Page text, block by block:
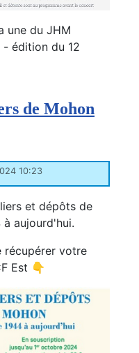
une du JHM
- édition du 12
de Mohon
10:23
et dépôts de
aujourd'hui.
récupérer votre
Est 👇